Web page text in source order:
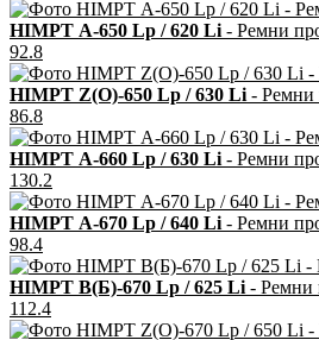
HIMPT А-650 Lp / 620 Li - Ремни
92.8
HIMPT Z(O)-650 Lp / 630 Li - Ремни
86.8
HIMPT А-660 Lp / 630 Li - Ремни
130.2
HIMPT А-670 Lp / 640 Li - Ремни
98.4
HIMPT В(Б)-670 Lp / 625 Li - Ремни
112.4